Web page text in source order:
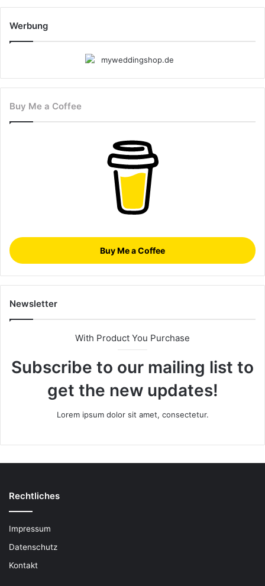
Werbung
Buy Me a Coffee
Buy Me a Coffee
Newsletter
With Product You Purchase
Subscribe to our mailing list to
get the new updates!
Lorem ipsum dolor sit amet, consectetur.
Rechtliches
Impressum
Datenschutz
Kontakt